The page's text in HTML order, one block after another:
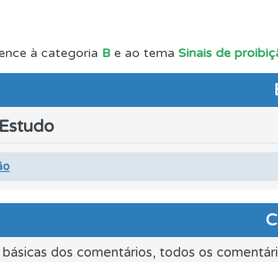
teste que recomendamos para obter os
para ter acesso às suas estatísticas
onde tem mais dificuldades no seu perfil.
à categoria B e ao tema Sinais de
básicas dos comentários, todos os